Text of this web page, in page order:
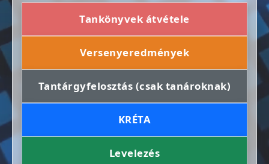
Tankönyvek átvétele
Versenyeredmények
Tantárgyfelosztás (csak tanároknak)
KRÉTA
Levelezés